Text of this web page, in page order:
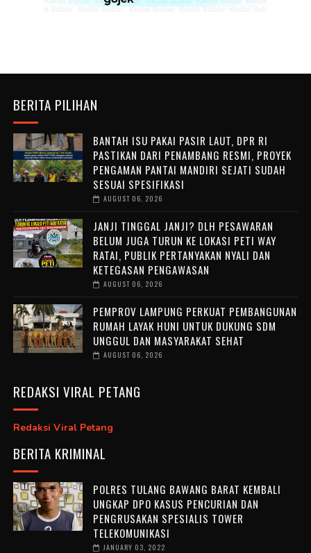
BERITA PILIHAN
BANTAH ISU PAKAI PASIR LAUT, DPR RI
PASTIKAN DARI PENAMBANG RESMI, PROYEK
PENGAMAN PANTAI MANDIRI SEJATI SUDAH
SESUAI SPESIFIKASI
AUGUST 06, 2026
JANJI TINGGAL JANJI? DLH PESAWARAN
BELUM JUGA TURUN KE LOKASI PETI WAY
RATAI, PUBLIK PERTANYAKAN NYALI DAN
KETEGASAN PENGAWASAN
AUGUST 06, 2026
PEMPROV LAMPUNG PERKUAT PEMBANGUNAN
RUMAH LAYAK HUNI UNTUK DUKUNG SDM
UNGGUL DAN MASYARAKAT SEHAT
AUGUST 06, 2026
REDAKSI VIRAL PETANG
Redaksi Viral Petang
BERITA KRIMINAL
POLRES TULANG BAWANG BARAT KEMBALI
UNGKAP DPO KASUS PENCURIAN DAN
PENGRUSAKAN SPESIALIS TOWER
TELEKOMUNIKASI
JANUARY 03, 2022